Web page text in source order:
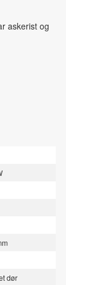
askerist og
dør